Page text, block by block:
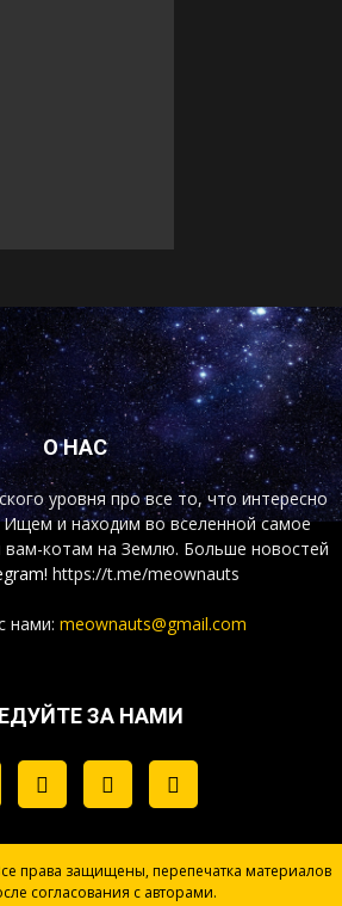
О НАС
уровня про все то, что интересно
Ищем и находим во вселенной самое
котам на Землю. Больше новостей
https://t.me/meownauts
нами: meownauts@gmail.com
ЗА НАМИ
права защищены, перепечатка материалов
согласования с авторами.